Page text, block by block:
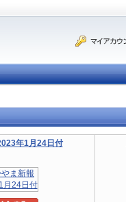
年1月24日付